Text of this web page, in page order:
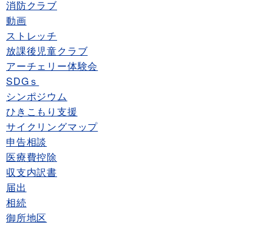
消防クラブ
動画
ストレッチ
放課後児童クラブ
アーチェリー体験会
SDGｓ
シンポジウム
ひきこもり支援
サイクリングマップ
申告相談
医療費控除
収支内訳書
届出
相続
御所地区